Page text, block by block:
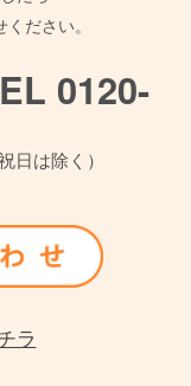
ださい。
0120-
日は除く）
ラ